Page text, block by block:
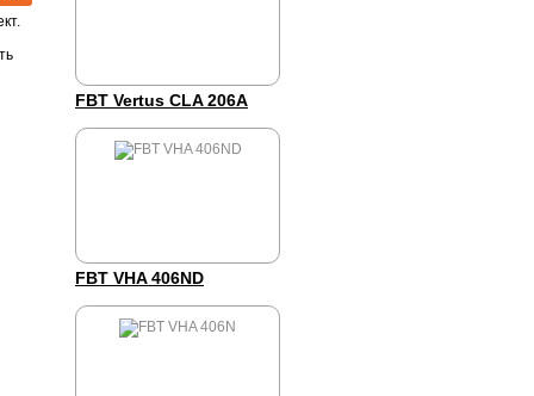
FBT Vertus CLA 206A
FBT VHA 406ND